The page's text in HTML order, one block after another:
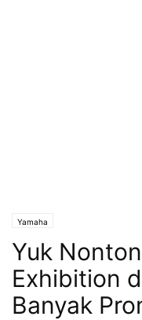
Yamaha
Yuk
Exhibition
Banyak